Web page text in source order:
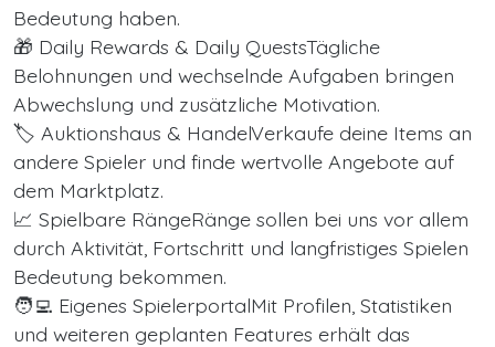
Bedeutung haben.
🎁 Daily Rewards & Daily QuestsTägliche
Belohnungen und wechselnde Aufgaben bringen
Abwechslung und zusätzliche Motivation.
🏷️ Auktionshaus & HandelVerkaufe deine Items an
andere Spieler und finde wertvolle Angebote auf
dem Marktplatz.
📈 Spielbare RängeRänge sollen bei uns vor allem
durch Aktivität, Fortschritt und langfristiges Spielen
Bedeutung bekommen.
🧑‍💻 Eigenes SpielerportalMit Profilen, Statistiken
und weiteren geplanten Features erhält das